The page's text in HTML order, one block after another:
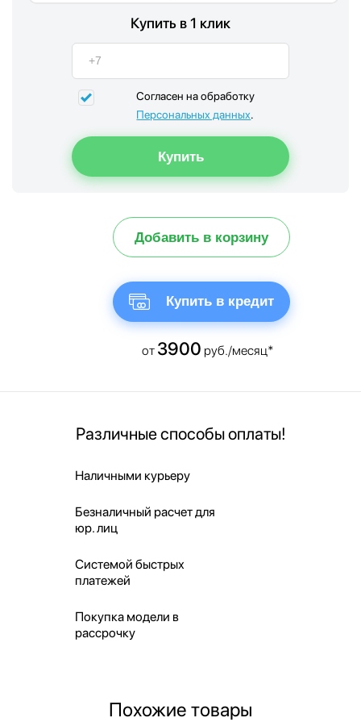
Купить в 1 клик
Согласен на обработку
Персональных данных.
Добавить в корзину
Купить в кредит
от 3900 руб./месяц*
Различные способы оплаты!
Наличными курьеру
Безналичный расчет для
юр. лиц
Системой быстрых
платежей
Покупка модели в
рассрочку
Похожие товары